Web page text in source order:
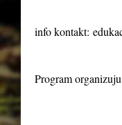
info kontakt:
Program